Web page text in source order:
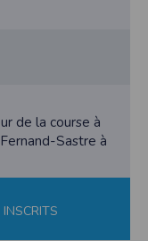
de la course à
Sastre à